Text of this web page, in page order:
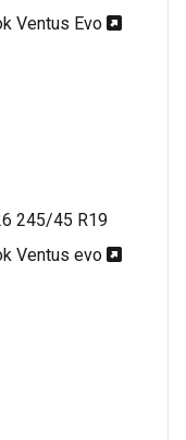
Ventus Evo
245/45 R19
Ventus evo